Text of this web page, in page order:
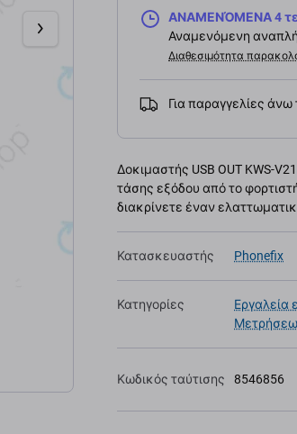
ΑΝΑΜΕΝΌΜΕΝΑ 4
Αναμενόμενη
Διαθεσιμότητα
Για παραγγελίες
Δοκιμαστής USB OUT KWS-
τάσης εξόδου από το
διακρίνετε έναν
Κατασκευαστής Phonefix
Κατηγορίες Εργαλεία
Κωδικός ταύτισης 8546856